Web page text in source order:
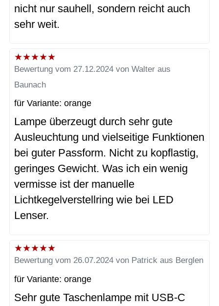
nicht nur sauhell, sondern reicht auch
sehr weit.
★★★★★
Bewertung vom 27.12.2024 von Walter aus
Baunach
für Variante: orange
Lampe überzeugt durch sehr gute
Ausleuchtung und vielseitige Funktionen
bei guter Passform. Nicht zu kopflastig,
geringes Gewicht. Was ich ein wenig
vermisse ist der manuelle
Lichtkegelverstellring wie bei LED
Lenser.
★★★★★
Bewertung vom 26.07.2024 von Patrick aus Berglen
für Variante: orange
Sehr gute Taschenlampe mit USB-C